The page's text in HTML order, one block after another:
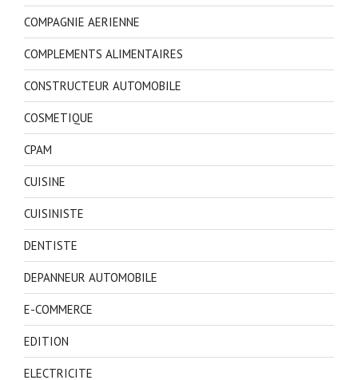
COMPAGNIE AERIENNE
COMPLEMENTS ALIMENTAIRES
CONSTRUCTEUR AUTOMOBILE
COSMETIQUE
CPAM
CUISINE
CUISINISTE
DENTISTE
DEPANNEUR AUTOMOBILE
E-COMMERCE
EDITION
ELECTRICITE